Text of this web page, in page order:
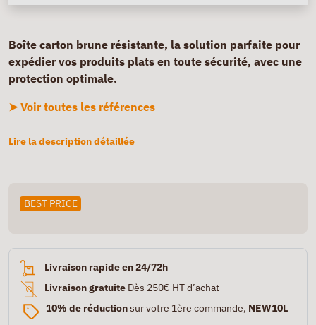
Boîte carton brune résistante, la solution parfaite pour
expédier vos produits plats en toute sécurité, avec une
protection optimale.
➤ Voir toutes les références
Lire la description détaillée
BEST PRICE
Livraison rapide en 24/72h
Livraison gratuite Dès 250€ HT d’achat
10% de réductionsur votre 1ère commande, NEW10L